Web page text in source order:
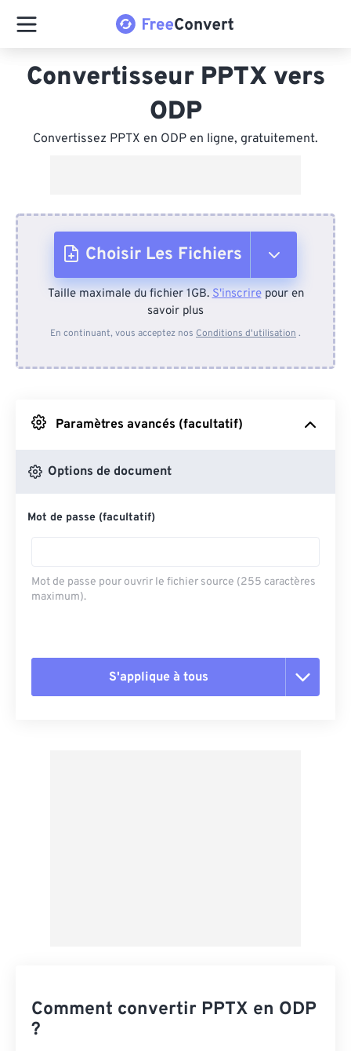
Convertisseur PPTX vers
ODP
Convertissez PPTX en ODP en ligne, gratuitement.
Choisir Les Fichiers
Depuis l'appareil
Depuis Google Drive
Depuis OneDrive
Depuis l'URL
Taille maximale du fichier 1GB.S'inscrirepour en
savoir plus
En continuant, vous acceptez nos Conditions d'utilisation .
Paramètres avancés (facultatif)
Options de document
Mot de passe (facultatif)
Mot de passe pour ouvrir le fichier source (255 caractères
maximum).
S'applique à tous
Comment convertir PPTX en ODP
?